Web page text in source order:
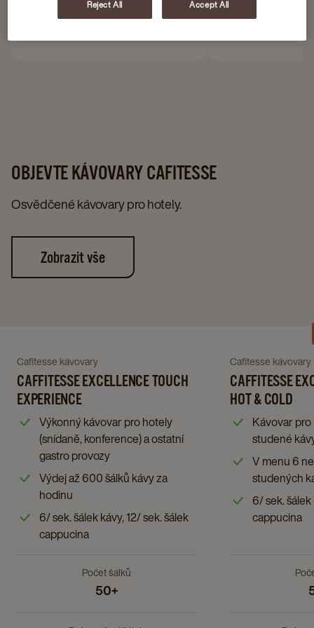
OBJEVTE KÁVOVARY CAFITESSE​
Osvědčené kávovary pro hotely.​
Zobrazit vše
Caffitesse
Excellence
Touch
Experience
details
page
Navigate
to
Caffitesse
Excellence
Touch
Experience
details
page
Cafitesse kávovary
CAFFITESSE EXCELLENCE TOUCH
EXPERIENCE
Výkonný kávovar pro hotely
(snídaně, konference) a ostatní
gastro provozy
Výdej až 600 šálků kávy za
hodinu
6/ sek. šálek kávy, 12/ sek. šálek
cappucina
Počet šálků​
50+
Caffitesse
Touch
Hot
&
Cold
details
Navigate
to
Caffitesse
Excellence
Touch
Hot
Cold
details
Cafitesse kávovary
CAFFITESSE
HOT & COLD
Kávovar
studené
V menu 6
studených
6/ sek. šálek
cappucina
Reject All Accept All